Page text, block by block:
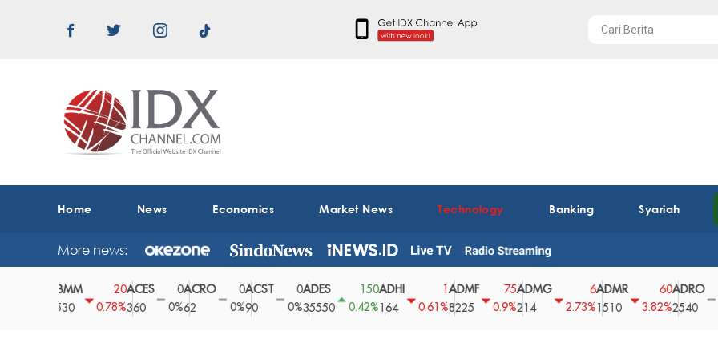
Home News Economics Market News Technology Banking Syariah
More news:
20
0.78%
ACES
360
0
0%
ACRO
0ACST
0
0%
ADES
35550
150
0.42%
ADHI
164
0.61%
ADMF
8225
75
0.9%
ADMG
214
2.73%
ADMR
1510
60
3.82%
ADRO
2540
0
0%